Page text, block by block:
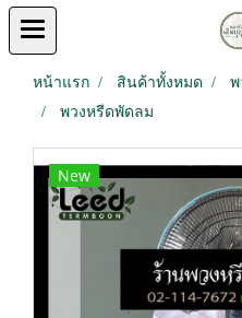
หน้าแรก สินค้าทั้งหมด
พ
พวงหรีดพัดลม
New